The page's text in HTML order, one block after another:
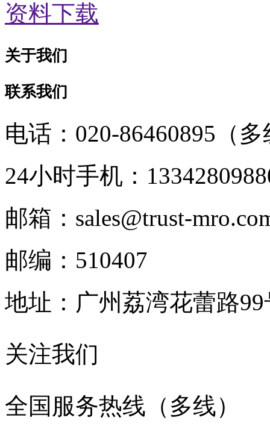
资料下载
关于我们
联系我们
电话：020-86460895（
24小时手机：
邮箱：sales@trust-
邮编：510407
地址：广州荔湾花蕾路
关注我们
全国服务热线（多线）